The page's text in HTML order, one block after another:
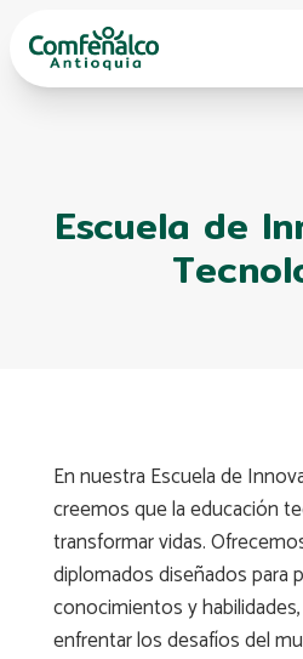
Escuela de
En nuestra Escuela de
creemos que la educación
transformar vidas.
diplomados diseñados para
conocimientos y
enfrentar los desafíos del